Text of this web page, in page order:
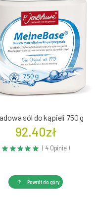
sól do kąpieli 750 g
92.40zł
( 4 Opinie )
Powrót do góry